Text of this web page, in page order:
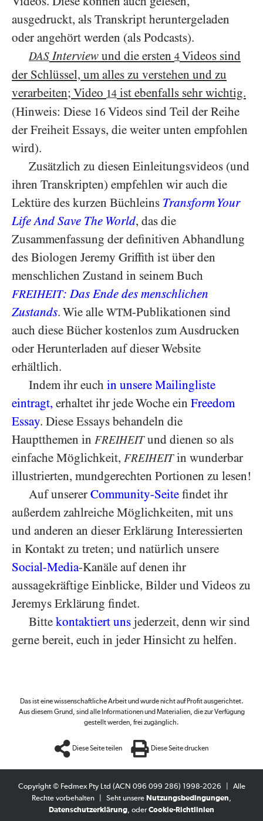
ausgedruckt, als Transkript heruntergeladen
oder angehört werden (als Podcasts).
DASInterview und die ersten 4 Videos sind
der Schlüssel, um alles zu verstehen und zu
verarbeiten; Video 14 ist ebenfalls sehr wichtig.
(Hinweis: Diese 16 Videos sind Teil der Reihe
der Freiheit Essays, die weiter unten empfohlen
wird).
Zusätzlich zu diesen Einleitungsvideos (und
ihren Transkripten) empfehlen wir auch die
Lektüre des kurzen Büchleins Transform Your
Life And Save The World, das die
Zusammenfassung der definitiven Abhandlung
des Biologen Jeremy Griffith ist über den
menschlichen Zustand in seinem Buch
FREIHEIT: Das Ende des menschlichen
Zustands. Wie alle WTM-Publikationen sind
auch diese Bücher kostenlos zum Ausdrucken
oder Herunterladen auf dieser Website
erhältlich.
Indem ihr euch in unsere Mailingliste
eintragt, erhaltet ihr jede Woche ein Freedom
Essay. Diese Essays behandeln die
Hauptthemen in FREIHEIT und dienen so als
einfache Möglichkeit, FREIHEITin wunderbar
illustrierten, mundgerechten Portionen zu lesen!
Auf unserer Community-Seite findet ihr
außerdem zahlreiche Möglichkeiten, mit uns
und anderen an dieser Erklärung Interessierten
in Kontakt zu treten; und natürlich unsere
Social-Media-Kanäle auf denen ihr
aussagekräftige Einblicke, Bilder und Videos zu
Jeremys Erklärung findet.
Bitte kontaktiert uns jederzeit, denn wir sind
gerne bereit, euch in jeder Hinsicht zu helfen.
Das ist eine wissenschaftliche Arbeit und wurde nicht auf Profit ausgerichtet.
Aus diesem Grund, sind alle Informationen und Materialien, die zur Verfügung
gestellt werden, frei zugänglich.
Diese Seite teilen Diese Seite drucken
Copyright © Fedmex Pty Ltd (ACN 096 099 286) 1998-2026
Alle
Rechte vorbehalten
Seht unsere Nutzungsbedingungen,
Datenschutzerklärung, oderCookie-Richtlinien